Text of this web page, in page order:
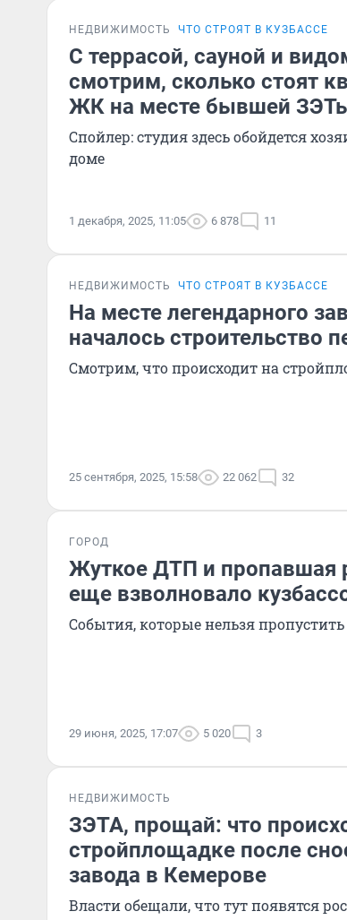
НЕДВИЖИМОСТЬ ЧТО СТРОЯТ В КУЗБАССЕ
С террасой, сауной и
смотрим, сколько стоят
ЖК на месте бывшей
Спойлер: студия здесь обойдется
доме
1 декабря, 2025, 11:05 6 878 11
НЕДВИЖИМОСТЬ ЧТО СТРОЯТ В КУЗБАССЕ
На месте легендарного
началось строительство
Смотрим, что происходит на
25 сентября, 2025, 15:58 22 062 32
ГОРОД
Жуткое ДТП и пропавшая
еще взволновало
События, которые нельзя пропустить
29 июня, 2025, 17:07 5 020 3
НЕДВИЖИМОСТЬ
ЗЭТА, прощай: что
стройплощадке после
завода в Кемерове
Власти обещали, что тут появятся